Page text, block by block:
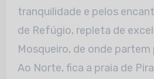
tranquilidade e pelos
de Refúgio, repleta de
Mosqueiro, de onde partem
Ao Norte, fica a praia de